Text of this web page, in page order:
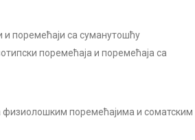
и поремећаји са суманутошћу
поремећаја и поремећаја са
поремећајима и соматским